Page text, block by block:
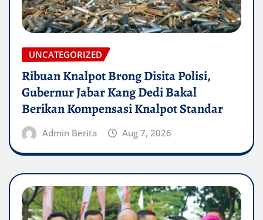
UNCATEGORIZED
Ribuan Knalpot Brong Disita Polisi,
Gubernur Jabar Kang Dedi Bakal
Berikan Kompensasi Knalpot Standar
Admin Berita Aug 7, 2026